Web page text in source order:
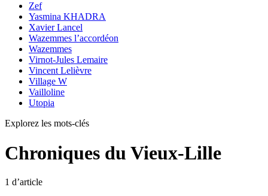
Zef
Yasmina KHADRA
Xavier Lancel
Wazemmes l’accordéon
Wazemmes
Virnot-Jules Lemaire
Vincent Lelièvre
Village W
Vailloline
Utopia
Explorez les mots-clés
Chroniques du Vieux-Lille
1 d’article